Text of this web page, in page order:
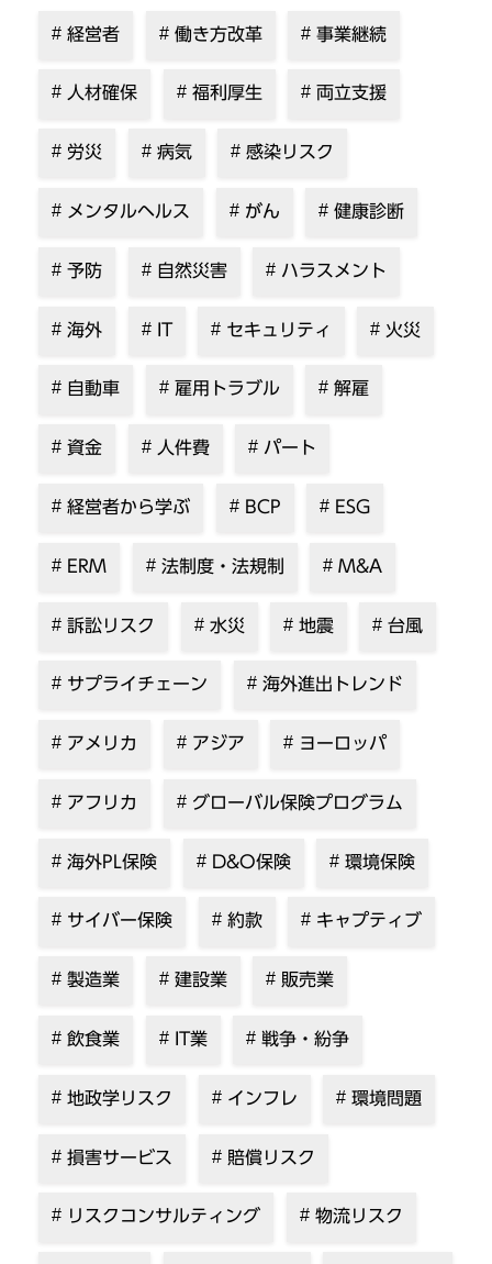
経営者 働き方改革 事業継続
人材確保 福利厚生 両立支援
労災 病気 感染リスク
メンタルヘルス がん 健康診断
予防 自然災害 ハラスメント
海外 IT セキュリティ 火災
自動車 雇用トラブル 解雇
資金 人件費 パート
経営者から学ぶ BCP ESG
ERM 法制度・法規制 M&A
訴訟リスク 水災 地震 台風
サプライチェーン 海外進出トレンド
アメリカ アジア ヨーロッパ
アフリカ グローバル保険プログラム
海外PL保険 D&O保険 環境保険
サイバー保険 約款 キャプティブ
製造業 建設業 販売業
飲食業 IT業 戦争・紛争
地政学リスク インフレ 環境問題
損害サービス 賠償リスク
リスクコンサルティング 物流リスク